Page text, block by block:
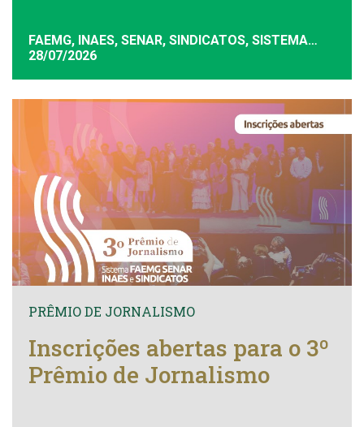
FAEMG, INAES, SENAR, SINDICATOS, SISTEMA
FAEMG
28/07/2026
PRÊMIO DE JORNALISMO
Inscrições abertas para o 3º
Prêmio de Jornalismo